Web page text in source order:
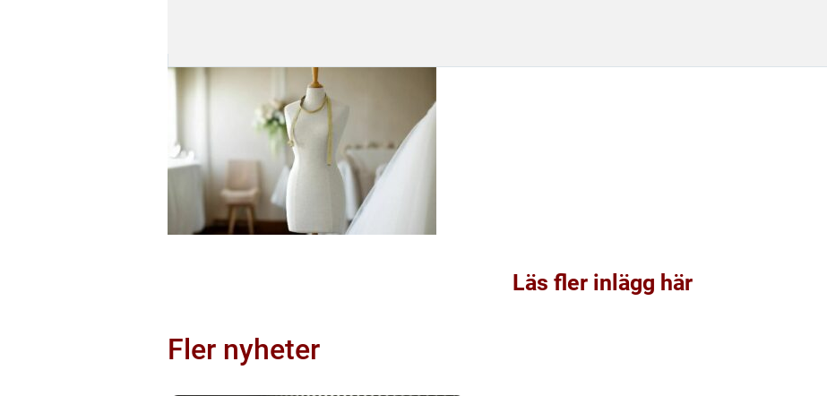
Läs fler inlägg här
Fler nyheter